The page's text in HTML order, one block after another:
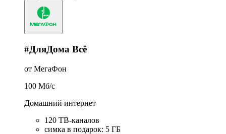
#ДляДома Всё
от МегаФон
100 Мб/c
Домашний интернет
120 ТВ-каналов
симка в подарок: 5 ГБ